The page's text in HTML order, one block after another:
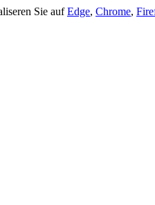
Sie aufEdge, Chrome,